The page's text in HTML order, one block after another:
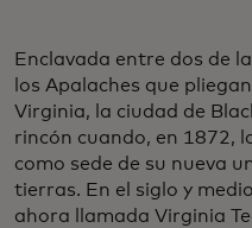
Enclavada entre dos de
los Apalaches que
Virginia, la ciudad de
rincón cuando, en 1872,
como sede de su nueva
tierras. En el siglo y
ahora llamada Virginia